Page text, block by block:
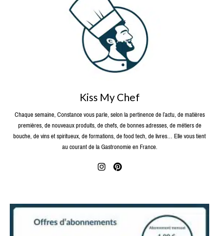
Kiss My Chef
Chaque semaine, Constance vous parle, selon la pertinence de l’actu, de matières
premières, de nouveaux produits, de chefs, de bonnes adresses, de métiers de
bouche, de vins et spiritueux, de formations, de food tech, de livres… Elle vous tient
au courant de la Gastronomie en France.